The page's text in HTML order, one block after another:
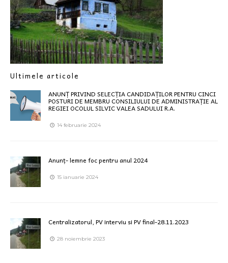
Ultimele articole
ANUNȚ PRIVIND SELECȚIA CANDIDAȚILOR PENTRU CINCI
POSTURI DE MEMBRU CONSILIULUI DE ADMINISTRAȚIE AL
REGIEI OCOLUL SILVIC VALEA SADULUI R.A.
14 februarie 2024
Anunț- lemne foc pentru anul 2024
15 ianuarie 2024
Centralizatorul, PV interviu si PV final-28.11.2023
28 noiembrie 2023